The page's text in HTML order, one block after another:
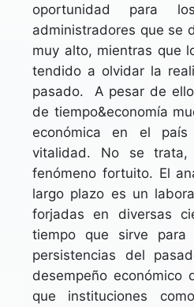
oportunidad para
administradores que se
muy alto, mientras que
tendido a olvidar la
pasado. A pesar de
de tiempo&economía
económica en el
vitalidad. No se
fenómeno fortuito. El
largo plazo es un
forjadas en diversas
tiempo que sirve para
persistencias del
desempeño económico
que instituciones